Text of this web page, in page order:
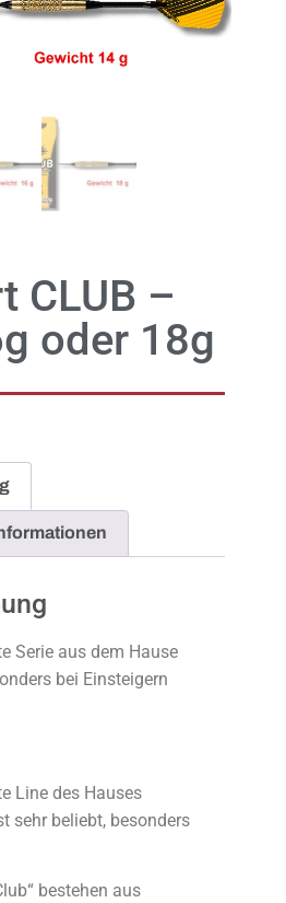
CLUB –
oder 18g
Serie aus dem Hause
bei Einsteigern
Line des Hauses
sehr beliebt, besonders
bestehen aus